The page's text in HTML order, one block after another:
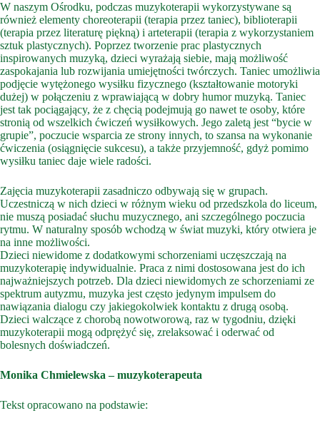
W naszym Ośrodku, podczas muzykoterapii wykorzystywane są
również elementy choreoterapii (terapia przez taniec), biblioterapii
(terapia przez literaturę piękną) i arteterapii (terapia z wykorzystaniem
sztuk plastycznych). Poprzez tworzenie prac plastycznych
inspirowanych muzyką, dzieci wyrażają siebie, mają możliwość
zaspokajania lub rozwijania umiejętności twórczych. Taniec umożliwia
podjęcie wytężonego wysiłku fizycznego (kształtowanie motoryki
dużej) w połączeniu z wprawiającą w dobry humor muzyką. Taniec
jest tak pociągający, że z chęcią podejmują go nawet te osoby, które
stronią od wszelkich ćwiczeń wysiłkowych. Jego zaletą jest “bycie w
grupie”, poczucie wsparcia ze strony innych, to szansa na wykonanie
ćwiczenia (osiągnięcie sukcesu), a także przyjemność, gdyż pomimo
wysiłku taniec daje wiele radości.
Zajęcia muzykoterapii zasadniczo odbywają się w grupach.
Uczestniczą w nich dzieci w różnym wieku od przedszkola do liceum,
nie muszą posiadać słuchu muzycznego, ani szczególnego poczucia
rytmu. W naturalny sposób wchodzą w świat muzyki, który otwiera je
na inne możliwości.
Dzieci niewidome z dodatkowymi schorzeniami uczęszczają na
muzykoterapię indywidualnie. Praca z nimi dostosowana jest do ich
najważniejszych potrzeb. Dla dzieci niewidomych ze schorzeniami ze
spektrum autyzmu, muzyka jest często jedynym impulsem do
nawiązania dialogu czy jakiegokolwiek kontaktu z drugą osobą.
Dzieci walczące z chorobą nowotworową, raz w tygodniu, dzięki
muzykoterapii mogą odprężyć się, zrelaksować i oderwać od
bolesnych doświadczeń.
Monika Chmielewska – muzykoterapeuta
Tekst opracowano na podstawie: